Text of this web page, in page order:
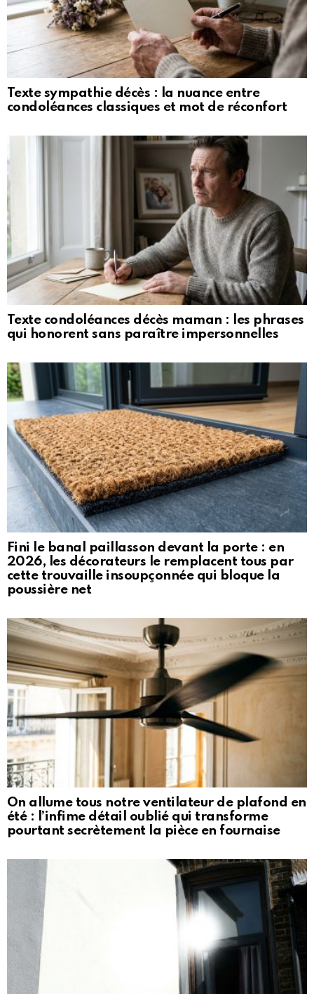
Texte sympathie décès : la nuance entre
condoléances classiques et mot de réconfort
Texte condoléances décès maman : les phrases
qui honorent sans paraître impersonnelles
Fini le banal paillasson devant la porte : en
2026, les décorateurs le remplacent tous par
cette trouvaille insoupçonnée qui bloque la
poussière net
On allume tous notre ventilateur de plafond en
été : l’infime détail oublié qui transforme
pourtant secrètement la pièce en fournaise